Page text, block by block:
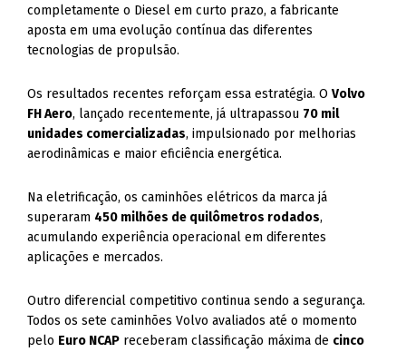
completamente o Diesel em curto prazo, a fabricante
aposta em uma evolução contínua das diferentes
tecnologias de propulsão.
Os resultados recentes reforçam essa estratégia. OVolvo
FH Aero, lançado recentemente, já ultrapassou 70 mil
unidades comercializadas, impulsionado por melhorias
aerodinâmicas e maior eficiência energética.
Na eletrificação, os caminhões elétricos da marca já
superaram 450 milhões de quilômetros rodados,
acumulando experiência operacional em diferentes
aplicações e mercados.
Outro diferencial competitivo continua sendo a segurança.
Todos os sete caminhões Volvo avaliados até o momento
pelo Euro NCAP receberam classificação máxima de cinco